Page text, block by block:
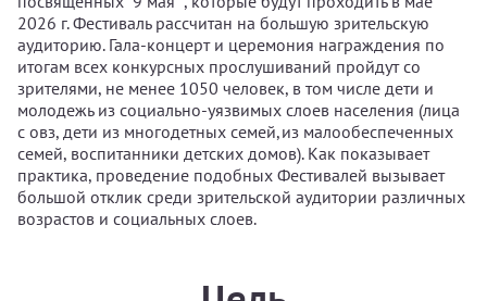
2026 г. Фестиваль рассчитан на большую зрительскую
аудиторию. Гала-концерт и церемония награждения по
итогам всех конкурсных прослушиваний пройдут со
зрителями, не менее 1050 человек, в том числе дети и
молодежь из социально-уязвимых слоев населения (лица
с овз, дети из многодетных семей,из малообеспеченных
семей, воспитанники детских домов). Как показывает
практика, проведение подобных Фестивалей вызывает
большой отклик среди зрительской аудитории различных
возрастов и социальных слоев.